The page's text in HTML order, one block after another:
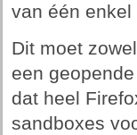
van één enkel
Dit moet
een
dat heel
sandboxes